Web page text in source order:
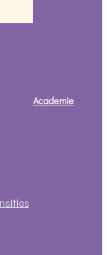
Academie